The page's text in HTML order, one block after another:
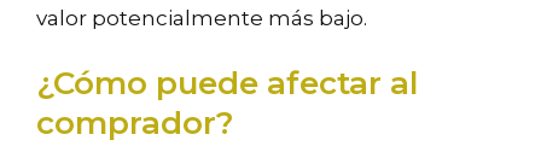
valor potencialmente más bajo.
¿Cómo puede afectar al
comprador?